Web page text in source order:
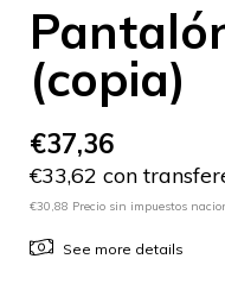
(copia)
€37,36
€33,62 con
€30,88 Precio sin impuestos
See more details